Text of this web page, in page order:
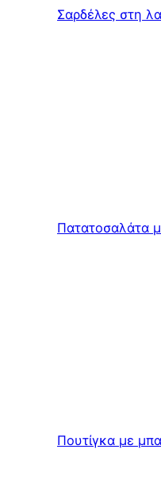
Σαρδέλες στη
Πατατοσαλάτα
Πουτίγκα με